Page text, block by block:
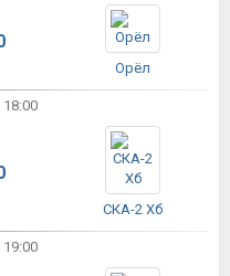
Орёл
СКА-2 Хб